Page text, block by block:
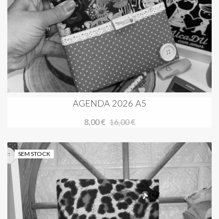
AGENDA 2026 A5
8,00 € 16,00 €
SEM STOCK